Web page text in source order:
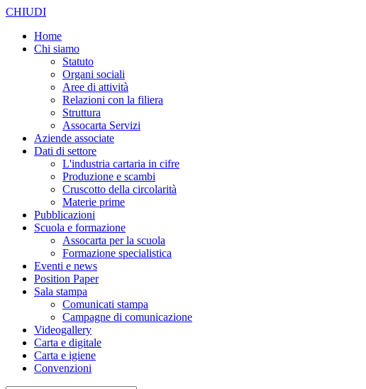
CHIUDI
Home
Chi siamo
Statuto
Organi sociali
Aree di attività
Relazioni con la filiera
Struttura
Assocarta Servizi
Aziende associate
Dati di settore
L'industria cartaria in cifre
Produzione e scambi
Cruscotto della circolarità
Materie prime
Pubblicazioni
Scuola e formazione
Assocarta per la scuola
Formazione specialistica
Eventi e news
Position Paper
Sala stampa
Comunicati stampa
Campagne di comunicazione
Videogallery
Carta e digitale
Carta e igiene
Convenzioni